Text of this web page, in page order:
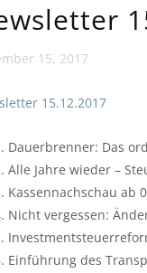
15, 2017
15.12.2017
Dauerbrenner: Das
Alle Jahre wieder –
Kassennachschau ab
Nicht vergessen:
Einführung des